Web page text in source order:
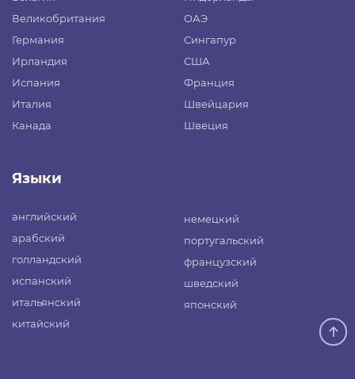
Великобритания
Германия
Ирландия
Испания
Италия
Канада
ОАЭ
Сингапур
США
Франция
Швейцария
Швеция
Языки
английский
арабский
голландский
испанский
итальянский
китайский
немецкий
португальский
французский
шведский
японский